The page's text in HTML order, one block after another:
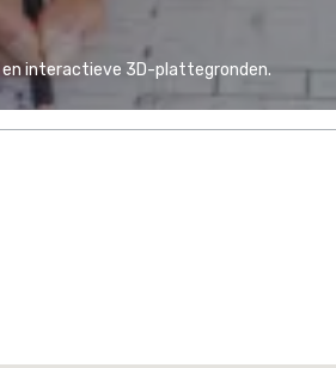
interactieve 3D-plattegronden.